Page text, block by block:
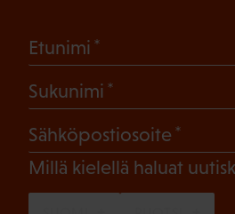
Etunimi
Sukunimi
Sähköpostiosoite
Millä kielellä haluat